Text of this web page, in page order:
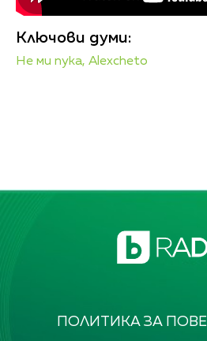
Ключови думи:
Не ми пука, Alexcheto
ПОЛИТИКА ЗА